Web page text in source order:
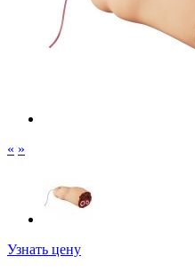
« »
Узнать цену